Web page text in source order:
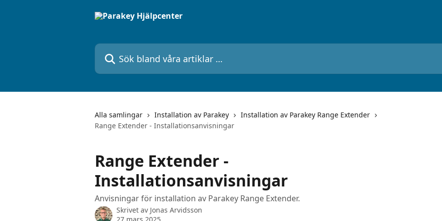
Sök bland våra artiklar …
Alla samlingar Installation av Parakey
Installation av Parakey Range Extender
Range Extender - Installationsanvisningar
Range Extender -
Installationsanvisningar
Anvisningar för installation av Parakey Range Extender.
Skrivet av Jonas Arvidsson